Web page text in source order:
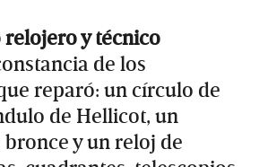
relojero y técnico
de los
reparó: un círculo de
de Hellicot, un
y un reloj de